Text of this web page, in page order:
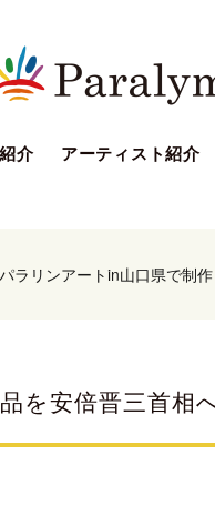
介 アーティスト紹介
パラリンアートin山口県で制
を安倍晋三首相